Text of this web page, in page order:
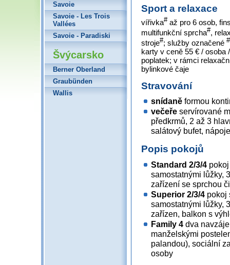
Sport a relaxace
vířivka# až pro 6 osob,
multifunkční sprcha#,
stroje#; služby označené #
karty v ceně 55 € / osoba
poplatek; v rámci
bylinkové čaje
Stravování
snídaně formou
večeře servírované
předkrmů, 2 až 3
salátový bufet,
Popis pokojů
Standard 2/3/4
samostatnými lůžky,
zařízení se sprchou
Superior 2/3/4 pokoj
samostatnými lůžky,
zařízen, balkon s
Family 4 dva
manželskými
palandou), sociální
osoby
Savoie
Savoie - Les Trois
Vallées
Savoie - Paradiski
Švýcarsko
Berner Oberland
Graubünden
Wallis